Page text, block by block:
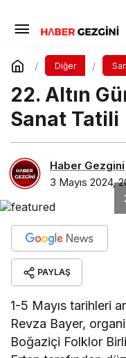
Diğer
22. Altın
Sanat Tatili
Haber Gezgini
3 Mayıs 2024,
PAYLAŞ
1-5 Mayıs tarihleri
Revza Bayer,
Boğaziçi Folklor